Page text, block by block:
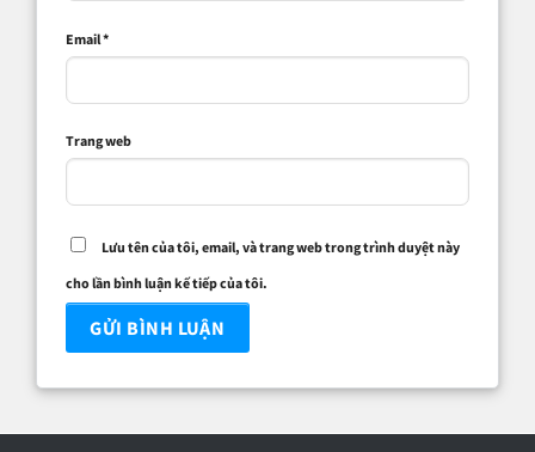
Email*
Trang web
Lưu tên của tôi, email, và trang web trong trình duyệt này
cho lần bình luận kế tiếp của tôi.